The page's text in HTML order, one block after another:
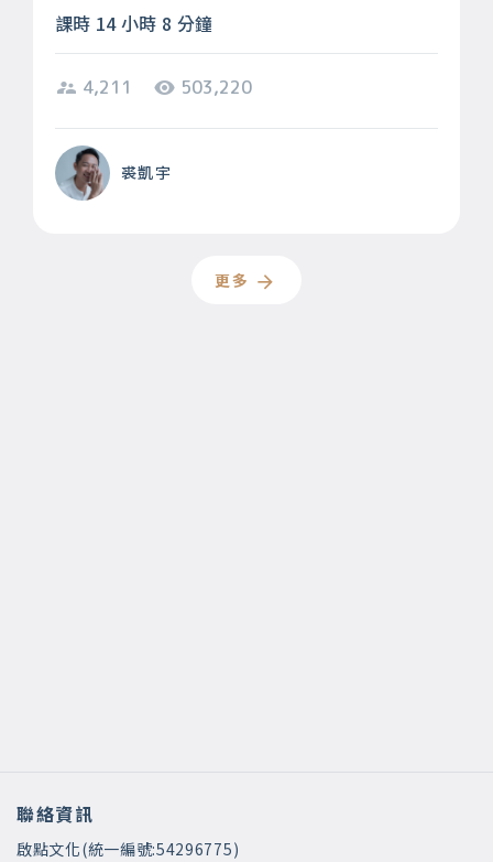
課時 14 小時 8 分鐘
4,211 503,220
裘凱宇
更多
聯絡資訊
啟點文化(統一編號:54296775)